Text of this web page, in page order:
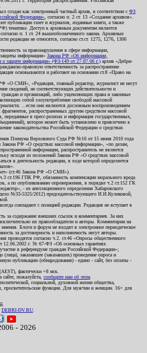
создан как электронный частный архив, в соответствии с ФЗ
Федерации» , согласно п. 2 ст. 13 «Создание архивов».
публикации газет и журналов, изданные книги, а также
тематике. Доступ к архивным документам является
п. 1 ст. 24 вышеобозначенного закона. Архивные
редакции не относятся, согласно ст.ст. 1275, 1276, 1306
за правонарушения в сфере информации,
информации» Закона РФ «Об информации,
о защите информации» (ФЗ-149 от 27.07.06 г.) архив «Дебри-
правовую ответственность за распространение
основываются и работают на основании ст.8 «Право на
«О СМИ», «Редакция, главный редактор, журналист не несут
сведений, не соответствующих действительности и
граждан и организаций, либо ущемляющих права и законные
собой злоупотребление свободой массовой
...если они являются дословным воспроизведением
распространенных другим средством массовой
в пресс-релизах и информация государственных,
которое может быть установлено и привлечено к
законодательства Российской Федерации о средствах
Пленума Верховного Суда РФ №16 от 15 июня 2010 года
РФ «О средствах массовой информации», «по делам,
информации, распространитель не является
исходя из положений Закона РФ «О средствах массовой
в деятельность редакции, в ходе которой определяется
(ст.46 Закона РФ «О СМИ»).
ст.196 ГПК РФ, обязанность компенсации морального вреда
а по опубликованию опровержения, в порядке ч.2 ст.152 ГК
- из апелляционного определения Хабаровского
№33-5325/2012) председательствующего И.И.Куликовой,
совпадают с позицией редакции. Редакция не вступает в
за содержание внешних ссылок и комментариев. За них
их правообладатели и авторы. Комментарии на
Блоги и форум не входят в электронное периодическое
за достоверность и наполняемость несут авторы.
проводятся согласно ч.2. ст.46 «Опросы общественного
12.06.2002 г. № 67-ФЗ «Об основных гарантиях
в референдуме граждан Российской Федерации»;
(лица), заказавшее (заказавших) проведение опроса и
публикацию (обнародование) - едино - сайт, без оплаты -
фактически +8 мск.
пожалуйста, сообщите нам об этом
социальной, духовной жизни общества,
просветительские функции. Для мужчин и женщин. 16+ для
DEBRI-DV.RU
- 2026